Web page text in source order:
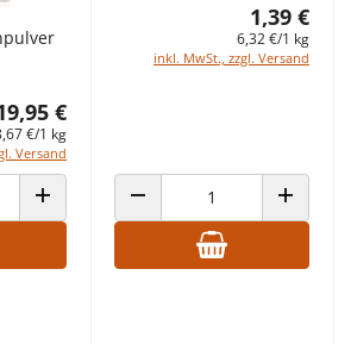
€
€/1 kg
Versand
ANZAHL ERHÖHEN
1,39 €
6,32 €/1 kg
inkl. MwSt., zzgl. Versand
ANZAHL VERRINGERN ANZAHL